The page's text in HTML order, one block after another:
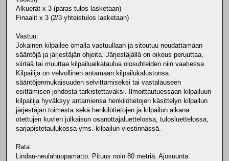
Alkuerät x 3 (paras tulos lasketaan)
Finaalit x 3 (2/3 yhteistulos lasketaan)
Vastuu:
Jokainen kilpailee omalla vastuullaan ja sitoutuu noudattamaan
sääntöjä ja järjestäjän ohjeita. Järjestäjällä on oikeus peruuttaa,
siirtää tai muuttaa kilpailuaikataulua olosuhteiden niin vaatiessa.
Kilpailija on velvollinen antamaan kilpailukalustonsa
sääntöjenmukaisuuden selvittämiseksi tai vastalauseen
esittämisen johdosta tarkistettavaksi. Ilmoittautuessaan kilpailuun
kilpailija hyväksyy antamiensa henkilötietojen käsittelyn kilpailun
järjestäjän toimesta sekä henkilötietojen ja kilpailun aikana
otettujen kuvien julkaisun osanottajaluettelossa, tulosluettelossa,
sarjapistetaulukossa yms. kilpailun viestinnässä.
Rata:
Lindau-neulahuopamatto. Pituus noin 80 metriä. Ajosuunta